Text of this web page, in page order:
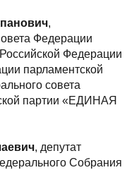
,
Федерации
Федерации
парламентской
совета
партии «ЕДИНАЯ
, депутат
Собрания